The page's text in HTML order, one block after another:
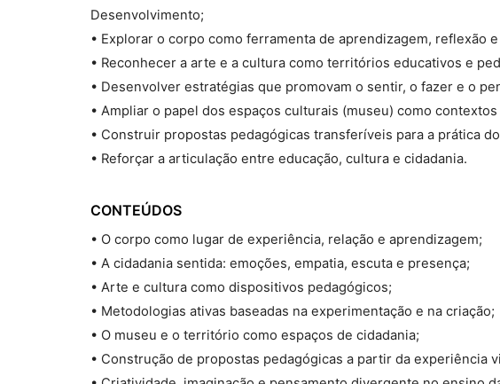
Desenvolvimento;
• Explorar o corpo como ferramenta de aprendizagem, reflexão
• Reconhecer a arte e a cultura como territórios educativos e
• Desenvolver estratégias que promovam o sentir, o fazer e o
• Ampliar o papel dos espaços culturais (museu) como
• Construir propostas pedagógicas transferíveis para a prática
• Reforçar a articulação entre educação, cultura e cidadania.
CONTEÚDOS
• O corpo como lugar de experiência, relação e aprendizagem;
• A cidadania sentida: emoções, empatia, escuta e presença;
• Arte e cultura como dispositivos pedagógicos;
• Metodologias ativas baseadas na experimentação e na criação;
• O museu e o território como espaços de cidadania;
• Construção de propostas pedagógicas a partir da experiência